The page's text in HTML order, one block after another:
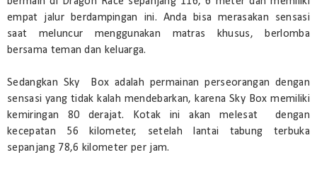
empat jalur berdampingan ini. Anda bisa merasakan sensasi
saat meluncur menggunakan matras khusus, berlomba
bersama teman dan keluarga.
Sedangkan Sky Box adalah permainan perseorangan dengan
sensasi yang tidak kalah mendebarkan, karena Sky Box memiliki
kemiringan 80 derajat. Kotak ini akan melesat dengan
kecepatan 56 kilometer, setelah lantai tabung terbuka
sepanjang 78,6 kilometer per jam.